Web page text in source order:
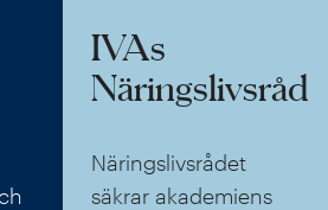
IVAs
Näringslivsråd
Näringslivsrådet
säkrar akademiens